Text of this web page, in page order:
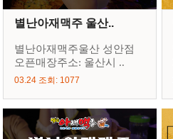
별난아재맥주 울산..
별난아재맥주울산 성안점
오픈매장주소: 울산시 ..
03.24 조회: 1077